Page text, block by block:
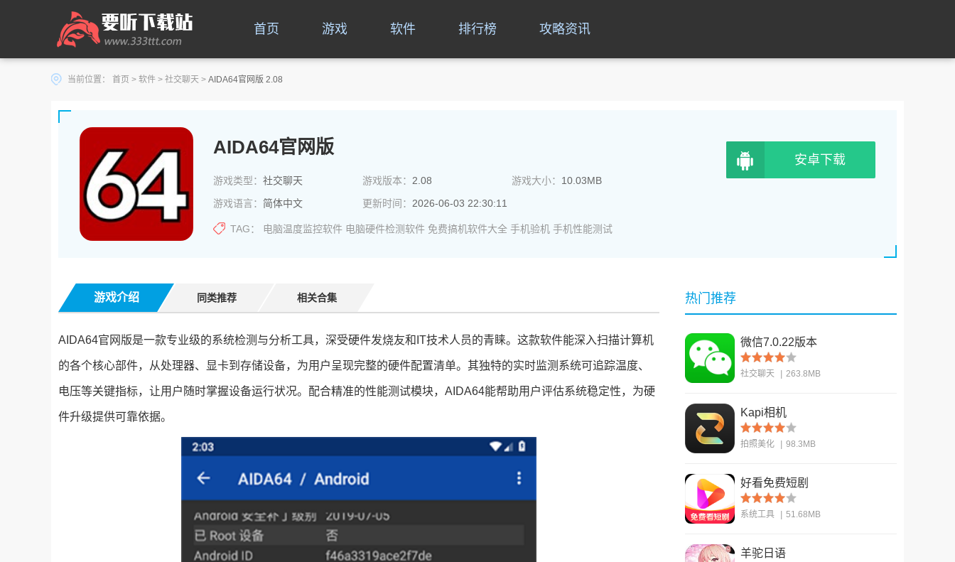
首页 游戏 软件 排行榜 攻略资讯
当前位置： 首页 > 软件 > 社交聊天 > AIDA64官网版 2.08
AIDA64官网版
游戏类型： 社交聊天 游戏版本： 2.08 游戏大小： 10.03MB
游戏语言： 简体中文 更新时间： 2026-06-03 22:30:11
TAG： 电脑温度监控软件 电脑硬件检测软件 免费搞机软件大全 手机验机 手机性能测试
安卓下载
游戏介绍 同类推荐 相关合集
AIDA64官网版是一款专业级的系统检测与分析工具，深受硬件发烧友和IT技术人员的青睐。这款软件能深入扫描计算机
的各个核心部件，从处理器、显卡到存储设备，为用户呈现完整的硬件配置清单。其独特的实时监测系统可追踪温度、
电压等关键指标，让用户随时掌握设备运行状况。配合精准的性能测试模块，AIDA64能帮助用户评估系统稳定性，为硬
件升级提供可靠依据。
热门推荐
微信7.0.22版本
社交聊天 263.8MB
Kapi相机
拍照美化 98.3MB
好看免费短剧
系统工具 51.68MB
羊驼日语